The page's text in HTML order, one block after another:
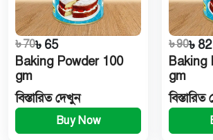
৳ 70৳ 65
Baking Powder 100
gm
বিস্তারিত দেখুন
Buy Now
৳ 90৳ 82
Baking
gm